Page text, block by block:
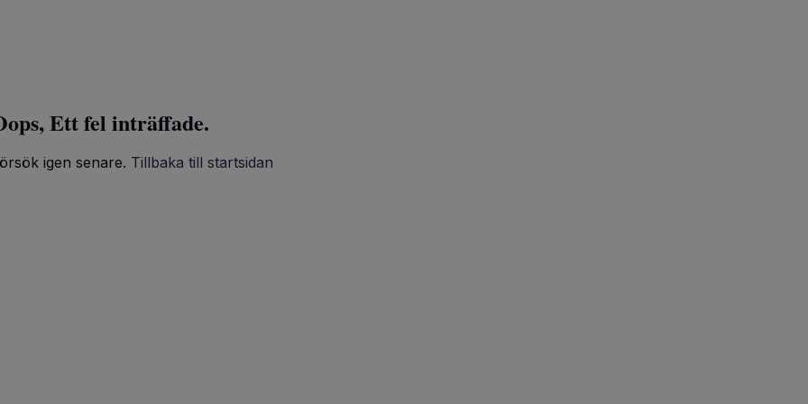
Ett fel inträffade.
igen senare. Tillbaka till startsidan